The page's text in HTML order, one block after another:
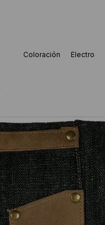
Coloración Electro
3. farmavita
4. shampoo
5. cepillo
6. gama
7.